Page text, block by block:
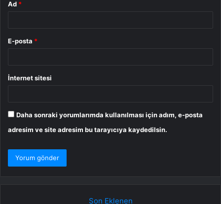
Ad *
E-posta *
İnternet sitesi
Daha sonraki yorumlarımda kullanılması için adım, e-posta
adresim ve site adresim bu tarayıcıya kaydedilsin.
Son Eklenen